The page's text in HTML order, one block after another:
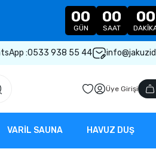
00
GÜN
00
SAAT
00
:0533 938 55 44
Üye Girişi
VARİL SAUNA HAVUZ DUŞ